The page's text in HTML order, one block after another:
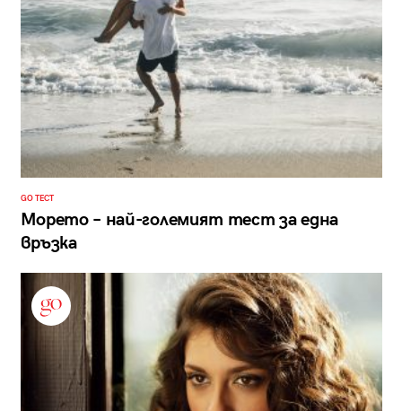
GO ТЕСТ
Морето – най-големият тест за една
връзка